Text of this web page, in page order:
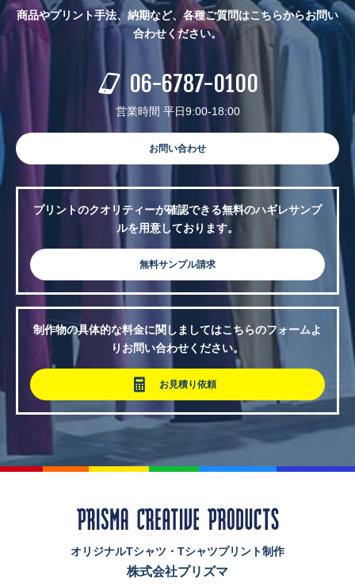
商品やプリント手法、納期など、各種ご質問はこちらからお問い
合わせください。
06-6787-0100
営業時間 平日9:00-18:00
お問い合わせ
プリントのクオリティーが確認できる無料のハギレサンプ
ルを用意しております。
無料サンプル請求
制作物の具体的な料金に関しましてはこちらのフォームよ
りお問い合わせください。
お見積り依頼
オリジナルTシャツ・Tシャツプリント制作
株式会社プリズマ